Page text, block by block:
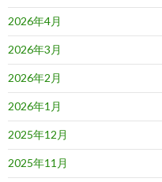
2026年4月
2026年3月
2026年2月
2026年1月
2025年12月
2025年11月